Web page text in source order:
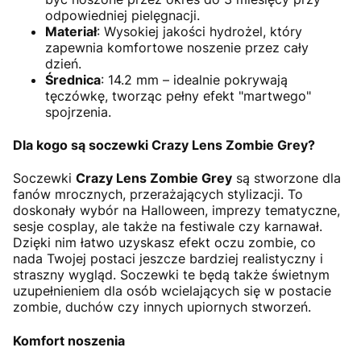
odpowiedniej pielęgnacji.
Materiał: Wysokiej jakości hydrożel, który
zapewnia komfortowe noszenie przez cały
dzień.
Średnica: 14.2 mm – idealnie pokrywają
tęczówkę, tworząc pełny efekt "martwego"
spojrzenia.
Dla kogo są soczewki Crazy Lens Zombie Grey?
Soczewki Crazy Lens Zombie Grey są stworzone dla
fanów mrocznych, przerażających stylizacji. To
doskonały wybór na Halloween, imprezy tematyczne,
sesje cosplay, ale także na festiwale czy karnawał.
Dzięki nim łatwo uzyskasz efekt oczu zombie, co
nada Twojej postaci jeszcze bardziej realistyczny i
straszny wygląd. Soczewki te będą także świetnym
uzupełnieniem dla osób wcielających się w postacie
zombie, duchów czy innych upiornych stworzeń.
Komfort noszenia